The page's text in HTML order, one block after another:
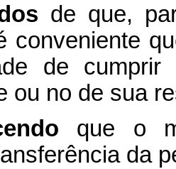
de que,
conveniente
de
ou no de sua
que o
da